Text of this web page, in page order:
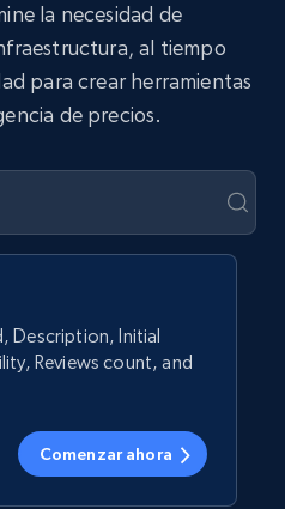
la necesidad de
al tiempo
para crear herramientas
de precios.
Description, Initial
Reviews count, and
Comenzar ahora